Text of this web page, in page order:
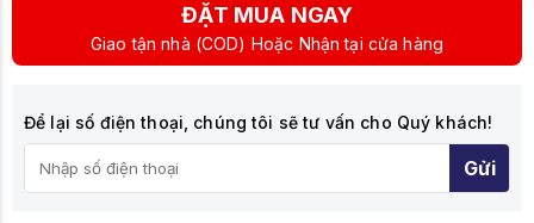
ĐẶT MUA NGAY
Giao tận nhà (COD) Hoặc Nhận tại cửa hàng
Để lại số điện thoại, chúng tôi sẽ tư vấn cho Quý khách!
Gửi